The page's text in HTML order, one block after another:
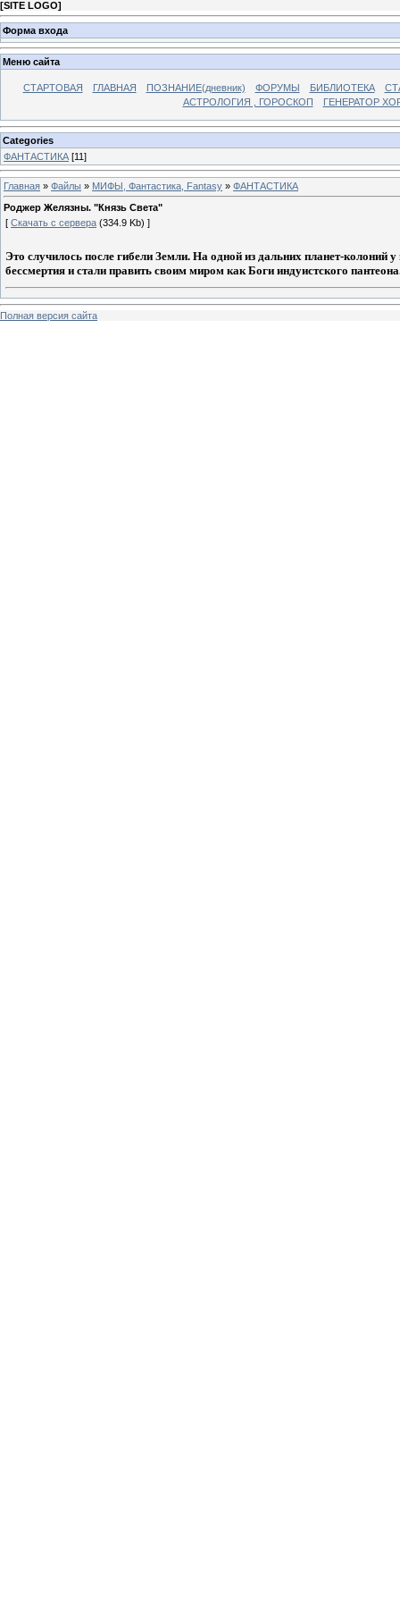
[SITE LOGO]
Форма входа
Меню сайта
СТАРТОВАЯ ГЛАВНАЯ ПОЗНАНИЕ(дневник) ФОРУМЫ БИБЛИОТЕКА
АСТРОЛОГИЯ , ГОРОСКОП
ГЕНЕРАТОР
Categories
ФАНТАСТИКА [11]
Главная » Файлы » МИФЫ, Фантастика, Fantasy » ФАНТАСТИКА
Роджер Желязны. "Князь Света"
[ Скачать с сервера (334.9 Kb) ]
Это случилось после гибели Земли. На одной из дальних планет-колоний
бессмертия и стали править своим миром как Боги индуистского
Полная версия сайта